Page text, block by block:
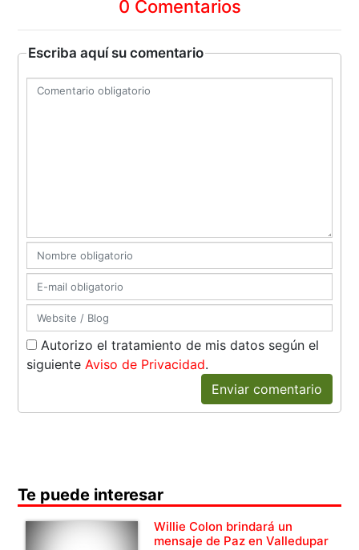
0 Comentarios
Escriba aquí su comentario
Autorizo el tratamiento de mis datos según el
siguienteAviso de Privacidad.
Enviar comentario
Te puede interesar
Willie Colon brindará un
mensaje de Paz en Valledupar